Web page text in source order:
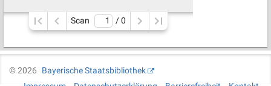
Scan / 0
©2026
Bayerische Staatsbibliothek